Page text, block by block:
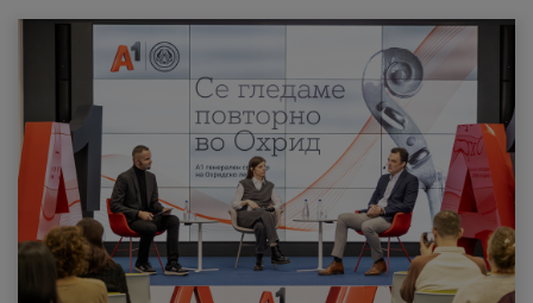
МК SQ
Приватни Деловни
Поддршка